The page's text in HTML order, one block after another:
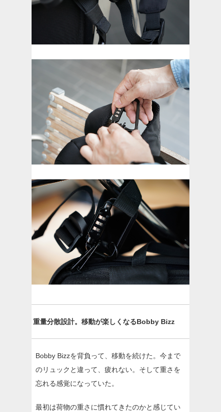
重量分散設計。移動が楽しくなるBobby Bizz
Bobby Bizzを背負って、移動を続けた。今まで
のリュックと違って、疲れない。そして重さを
忘れる感覚になっていた。
最初は荷物の重さに慣れてきたのかと感じてい